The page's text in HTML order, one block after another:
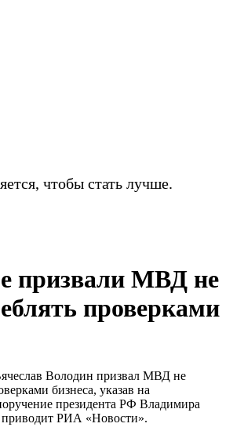
чтобы стать лучше.
призвали МВД не
проверками
Володин призвал МВД не
бизнеса, указав на
президента РФ Владимира
приводит РИА «Новости».